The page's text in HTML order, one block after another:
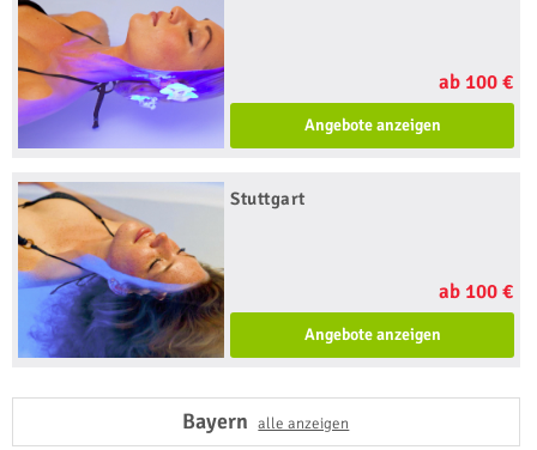
ab 100 €
Angebote anzeigen
Stuttgart
ab 100 €
Angebote anzeigen
Bayernalle anzeigen